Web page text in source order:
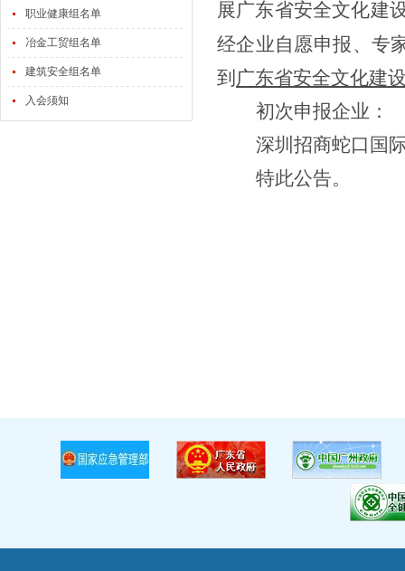
职业健康组名单
冶金工贸组名单
建筑安全组名单
入会须知
展广东省安全文化建
经企业自愿申报、专
到 广东省安全文化建
初次申报企业：
深圳招商蛇口国
特此公告。